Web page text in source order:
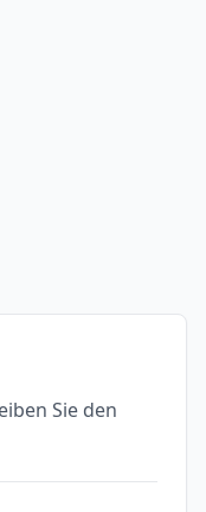
Sie den